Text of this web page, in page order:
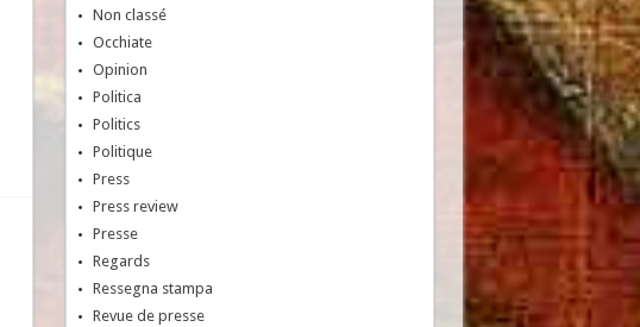
Non classé
Occhiate
Opinion
Politica
Politics
Politique
Press
Press review
Presse
Regards
Ressegna stampa
Revue de presse